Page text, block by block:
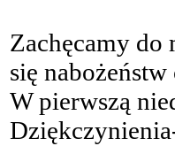
Zachęcamy do
się
W pierwszą